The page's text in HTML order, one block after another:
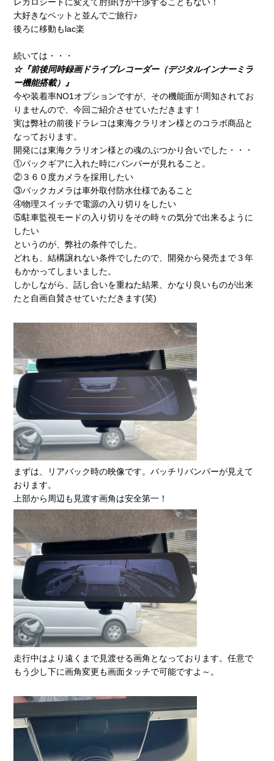
大好きなペットと並んでご旅行♪
後ろに移動もlac楽
続いては・・・
☆『前後同時録画ドライブレコーダー（デジタルインナーミラ
ー機能搭載）』
今や装着率NO1オプションですが、その機能面が周知されてお
りませんので、今回ご紹介させていただきます！
実は弊社の前後ドラレコは東海クラリオン様とのコラボ商品と
なっております。
開発には東海クラリオン様との魂のぶつかり合いでした・・・
①バックギアに入れた時にバンパーが見れること。
②３６０度カメラを採用したい
③バックカメラは車外取付防水仕様であること
④物理スイッチで電源の入り切りをしたい
⑤駐車監視モードの入り切りをその時々の気分で出来るように
したい
というのが、弊社の条件でした。
どれも、結構譲れない条件でしたので、開発から発売まで３年
もかかってしまいました。
しかしながら、話し合いを重ねた結果、かなり良いものが出来
たと自画自賛させていただきます(笑)
まずは、リアバック時の映像です。バッチリバンパーが見えて
おります。
上部から周辺も見渡す画角は安全第一！
走行中はより遠くまで見渡せる画角となっております。任意で
もう少し下に画角変更も画面タッチで可能ですよ～。